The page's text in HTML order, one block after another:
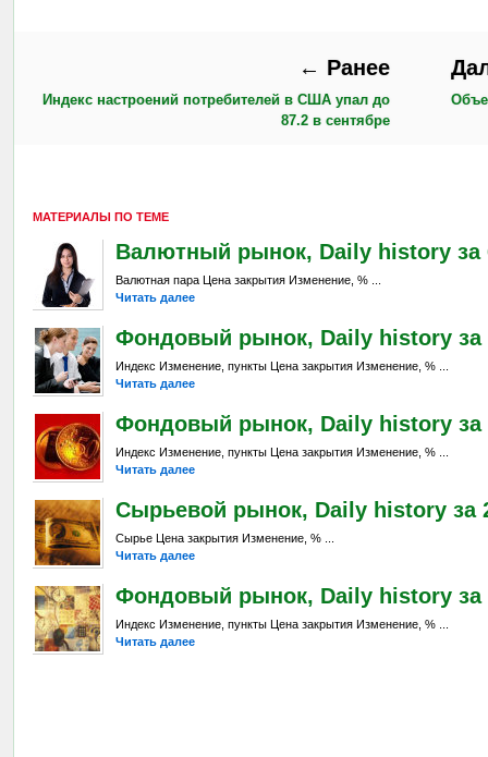
← Ранее
Индекс настроений потребителей в США упал до
87.2 в сентябре
МАТЕРИАЛЫ ПО ТЕМЕ
Валютный рынок, Daily history за
Валютная пара Цена закрытия Изменение, % ...
Читать далее
Фондовый рынок, Daily history за
Индекс Изменение, пункты Цена закрытия Изменение, % ...
Читать далее
Фондовый рынок, Daily history за
Индекс Изменение, пункты Цена закрытия Изменение, % ...
Читать далее
Сырьевой рынок, Daily history за
Сырье Цена закрытия Изменение, % ...
Читать далее
Фондовый рынок, Daily history за
Индекс Изменение, пункты Цена закрытия Изменение, % ...
Читать далее